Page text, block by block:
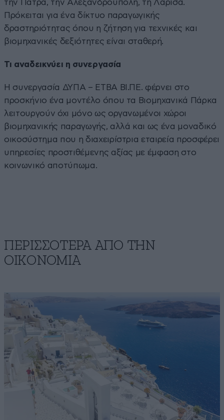
την Πάτρα, την Αλεξανδρούπολη, τη Λάρισα.
Πρόκειται για ένα δίκτυο παραγωγικής
δραστηριότητας όπου η ζήτηση για τεχνικές και
βιομηχανικές δεξιότητες είναι σταθερή.
Τι αναδεικνύει η συνεργασία
Η συνεργασία ΔΥΠΑ – ΕΤΒΑ ΒΙ.ΠΕ. φέρνει στο
προσκήνιο ένα μοντέλο όπου τα Βιομηχανικά Πάρκα
λειτουργούν όχι μόνο ως οργανωμένοι χώροι
βιομηχανικής παραγωγής, αλλά και ως ένα μοναδικό
οικοσύστημα που η διαχειρίστρια εταιρεία προσφέρει
υπηρεσίες προστιθέμενης αξίας με έμφαση στο
κοινωνικό αποτύπωμα.
ΠΕΡΙΣΣΟΤΕΡΑ ΑΠΟ ΤΗΝ
ΟΙΚΟΝΟΜΙΑ